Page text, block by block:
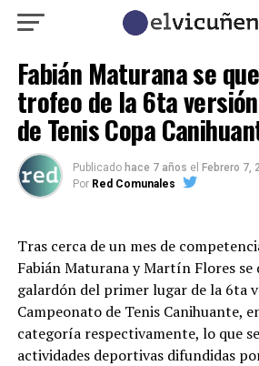
Fabián Maturana se
trofeo de la 6ta
de Tenis Copa
Publicado hace 7 años el Febrero 7,
Por Red Comunales
Tras cerca de un mes de
Fabián Maturana y Martín Flores se
galardón del primer lugar de la 6ta
Campeonato de Tenis Canihuante,
categoría respectivamente, lo que
actividades deportivas difundidas